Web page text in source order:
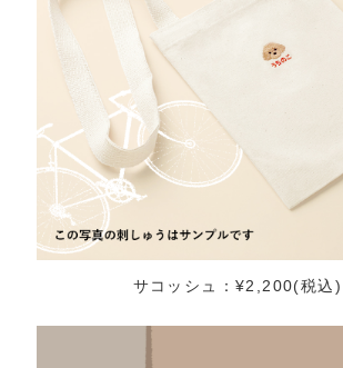
サコッシュ：¥2,200(税込)